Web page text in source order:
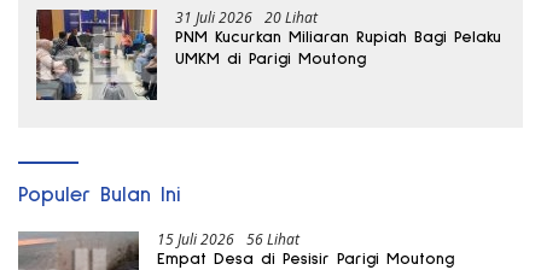
31 Juli 2026 20 Lihat
PNM Kucurkan Miliaran Rupiah Bagi Pelaku
UMKM di Parigi Moutong
Populer Bulan Ini
15 Juli 2026 56 Lihat
Empat Desa di Pesisir Parigi Moutong